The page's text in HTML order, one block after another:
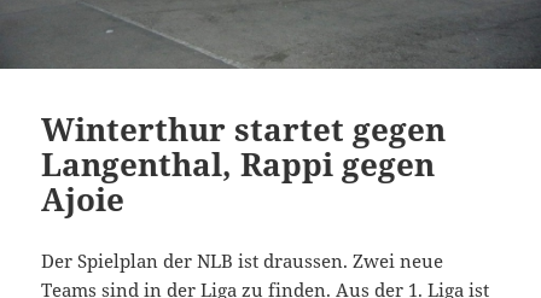
Winterthur startet gegen
Langenthal, Rappi gegen
Ajoie
Der Spielplan der NLB ist draussen. Zwei neue
Teams sind in der Liga zu finden. Aus der 1. Liga ist